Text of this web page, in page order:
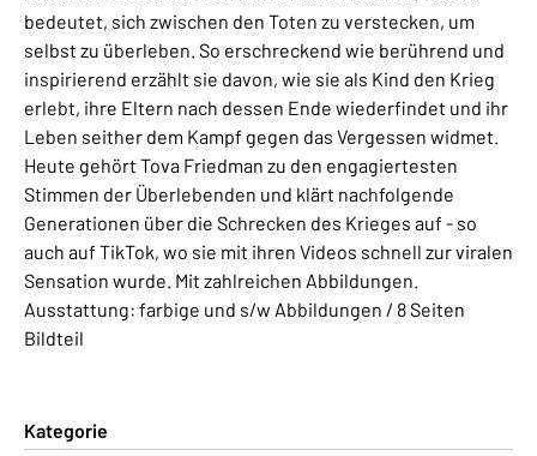
bedeutet, sich zwischen den Toten zu verstecken, um
selbst zu überleben. So erschreckend wie berührend und
inspirierend erzählt sie davon, wie sie als Kind den Krieg
erlebt, ihre Eltern nach dessen Ende wiederfindet und ihr
Leben seither dem Kampf gegen das Vergessen widmet.
Heute gehört Tova Friedman zu den engagiertesten
Stimmen der Überlebenden und klärt nachfolgende
Generationen über die Schrecken des Krieges auf - so
auch auf TikTok, wo sie mit ihren Videos schnell zur viralen
Sensation wurde. Mit zahlreichen Abbildungen.
Ausstattung: farbige und s/w Abbildungen / 8 Seiten
Bildteil
Kategorie